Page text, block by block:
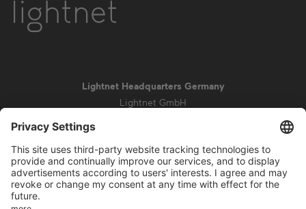
Lightnet Headquarters Germany
Lightnet GmbH
info@lightnet.de